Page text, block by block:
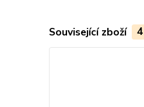
Související zboží 4